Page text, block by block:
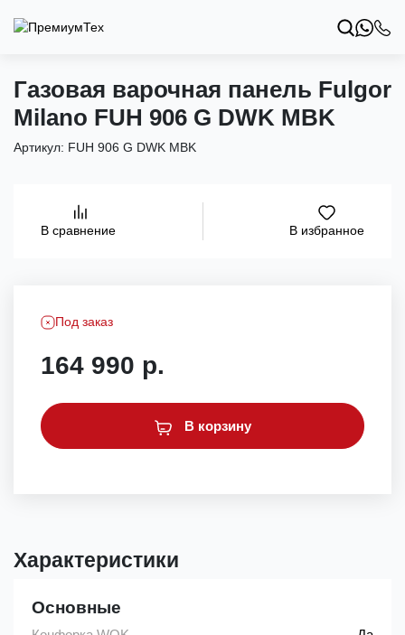
Газовая варочная панель Fulgor
Milano FUH 906 G DWK MBK
Артикул: FUH 906 G DWK MBK
В сравнение В избранное
Под заказ
164 990 р.
В корзину
Характеристики
Основные